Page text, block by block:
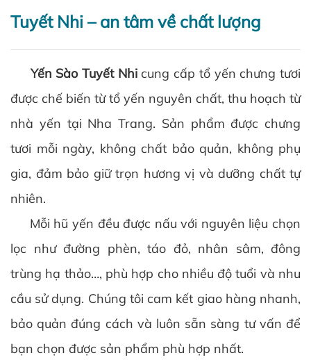
Tuyết Nhi – an tâm về chất lượng
Yến Sào Tuyết Nhicung cấp tổ yến chưng tươi
được chế biến từ tổ yến nguyên chất, thu hoạch từ
nhà yến tại Nha Trang. Sản phẩm được chưng
tươi mỗi ngày, không chất bảo quản, không phụ
gia, đảm bảo giữ trọn hương vị và dưỡng chất tự
nhiên.
Mỗi hũ yến đều được nấu với nguyên liệu chọn
lọc như đường phèn, táo đỏ, nhân sâm, đông
trùng hạ thảo…, phù hợp cho nhiều độ tuổi và nhu
cầu sử dụng. Chúng tôi cam kết giao hàng nhanh,
bảo quản đúng cách và luôn sẵn sàng tư vấn để
bạn chọn được sản phẩm phù hợp nhất.